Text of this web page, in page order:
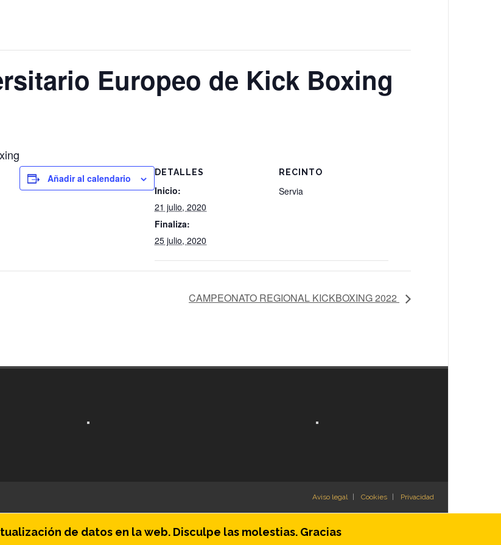
Europeo de Kick Boxing
Añadir al calendario DETALLES
Inicio:
21 julio, 2020
Finaliza:
25 julio, 2020
RECINTO
Servia
CAMPEONATO REGIONAL KICKBOXING 2022
Aviso legal Cookies Privacidad
de datos en la web. Disculpe las molestias. Gracias